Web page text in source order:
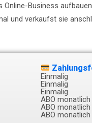
Online-Business
und verkaufst sie
Einmalig
Einmalig
Einmalig
ABO monatlich
ABO monatlich
ABO monatlich